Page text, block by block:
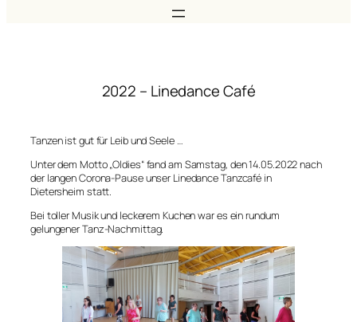
2022 – Linedance Café
Tanzen ist gut für Leib und Seele …
Unter dem Motto „Oldies“ fand am Samstag, den 14.05.2022 nach
der langen Corona-Pause unser Linedance Tanzcafé in
Dietersheim statt.
Bei toller Musik und leckerem Kuchen war es ein rundum
gelungener Tanz-Nachmittag.